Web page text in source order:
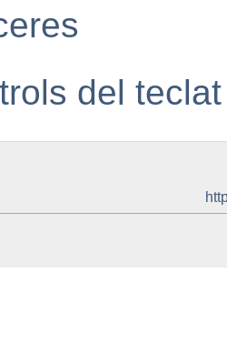
del teclat